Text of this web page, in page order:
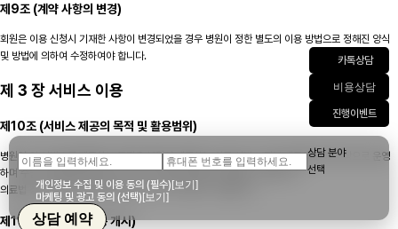
카톡상담
비용상담
진행이벤트
상담 분야
선택
개인정보 수집 및 이용 동의 (필수) [보기]
마케팅 및 광고 동의 (선택) [보기]
상담 예약
제9조 (계약 사항의 변경)
회원은 이용 신청시 기재한 사항이 변경되었을 경우 병원이 정한 별도의 이용 방법으로 정해진 양식
및 방법에 의하여 수정하여야 합니다.
제 3 장 서비스 이용
제10조 (서비스 제공의 목적 및 활용범위)
병원이 이 서비스를 제공하는 목적은 본원이 제공하는 의료 서비스 정보 제공을 위해 무상으로 운영
하며 수술 후기를 제외한 모든 서비스는 회원가입 없이도 열람이 가능합니다.
의료법 상 수술 후기는 회원가입 및 로그인 후 제공이 가능합니다.
제11조 (서비스의 이용 개시)